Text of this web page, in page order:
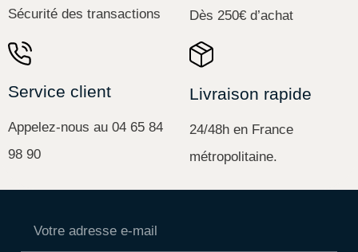
Sécurité des transactions Dès 250€ d’achat
Service client
Appelez-nous au 04 65 84
98 90
Livraison rapide
24/48h en France
métropolitaine.